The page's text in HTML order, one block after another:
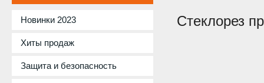
Новинки 2023
Хиты продаж
Защита и безопасность
Стеклорез